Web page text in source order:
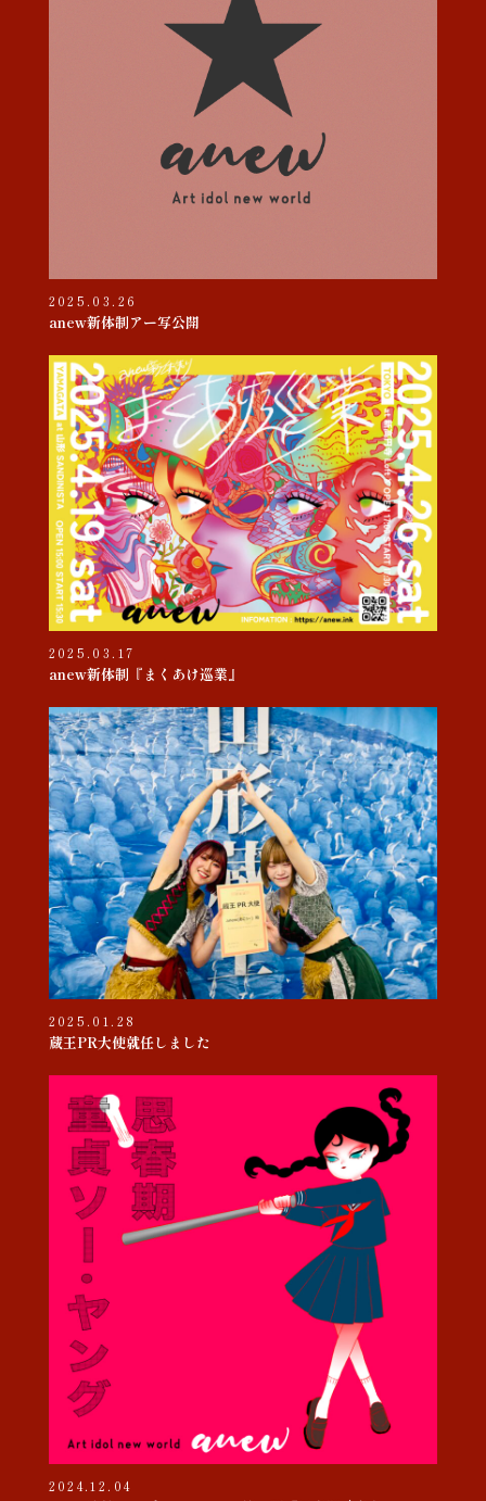
2025.03.26
anew新体制アー写公開
2025.03.17
anew新体制『まくあけ巡業』
2025.01.28
蔵王PR大使就任しました
2024.12.04